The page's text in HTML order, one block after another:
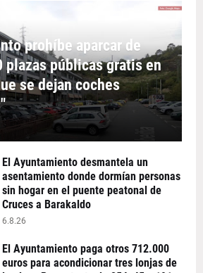
prohíbe aparcar de
plazas públicas gratis en
se dejan coches
El Ayuntamiento desmantela un
asentamiento donde dormían personas
sin hogar en el puente peatonal de
Cruces a Barakaldo
6.8.26
El Ayuntamiento paga otros 712.000
euros para acondicionar tres lonjas de